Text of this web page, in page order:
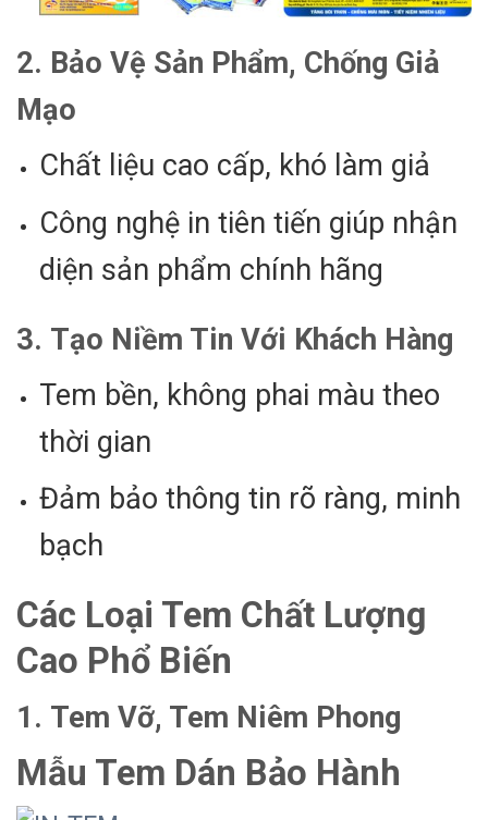
2. Bảo Vệ Sản Phẩm, Chống Giả
Mạo
Chất liệu cao cấp, khó làm giả
Công nghệ in tiên tiến giúp nhận
diện sản phẩm chính hãng
3. Tạo Niềm Tin Với Khách Hàng
Tem bền, không phai màu theo
thời gian
Đảm bảo thông tin rõ ràng, minh
bạch
Các Loại Tem Chất Lượng
Cao Phổ Biến
1. Tem Vỡ, Tem Niêm Phong
Mẫu Tem Dán Bảo Hành